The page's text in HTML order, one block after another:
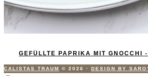
GEFÜLLTE PAPRIKA MIT GNOCCHI
CALISTAS TRAUM © 2026 · DESIGN BY